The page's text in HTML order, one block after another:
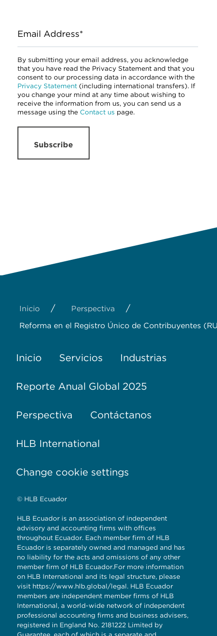
Email Address*
By submitting your email address, you acknowledge
that you have read the Privacy Statement and that you
consent to our processing data in accordance with the
Privacy Statement (including international transfers). If
you change your mind at any time about wishing to
receive the information from us, you can send us a
message using the Contact us page.
Subscribe
Inicio / Perspectiva /
Reforma en el Registro Único de Contribuyentes
Inicio Servicios Industrias
Reporte Anual Global 2025
Perspectiva Contáctanos
HLB International
Change cookie settings
© HLB Ecuador
HLB Ecuador is an association of independent
advisory and accounting firms with offices
throughout Ecuador. Each member firm of HLB
Ecuador is separately owned and managed and has
no liability for the acts and omissions of any other
member firm of HLB Ecuador.For more information
on HLB International and its legal structure, please
visit https://www.hlb.global/legal. HLB Ecuador
members are independent member firms of HLB
International, a world-wide network of independent
professional accounting firms and business advisers,
registered in England No. 2181222 Limited by